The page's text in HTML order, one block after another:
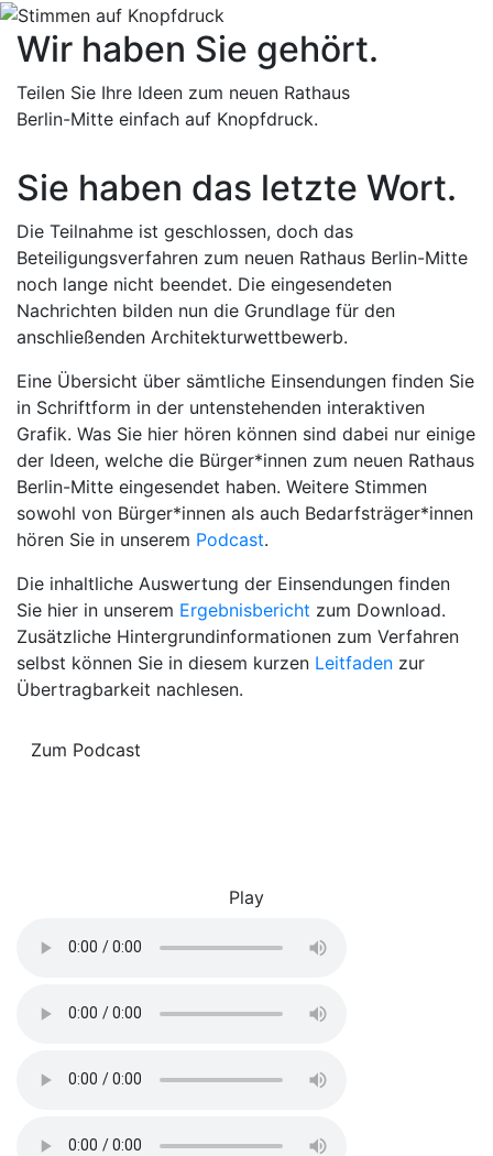
Wir haben Sie gehört.
Teilen Sie Ihre Ideen zum neuen Rathaus
Berlin-Mitte einfach auf Knopfdruck.
Sie haben das letzte Wort.
Die Teilnahme ist geschlossen, doch das
Beteiligungsverfahren zum neuen Rathaus Berlin-Mitte
noch lange nicht beendet. Die eingesendeten
Nachrichten bilden nun die Grundlage für den
anschließenden Architekturwettbewerb.
Eine Übersicht über sämtliche Einsendungen finden Sie
in Schriftform in der untenstehenden interaktiven
Grafik. Was Sie hier hören können sind dabei nur einige
der Ideen, welche die Bürger*innen zum neuen Rathaus
Berlin-Mitte eingesendet haben. Weitere Stimmen
sowohl von Bürger*innen als auch Bedarfsträger*innen
hören Sie in unserem Podcast.
Die inhaltliche Auswertung der Einsendungen finden
Sie hier in unserem Ergebnisbericht zum Download.
Zusätzliche Hintergrundinformationen zum Verfahren
selbst können Sie in diesem kurzen Leitfaden zur
Übertragbarkeit nachlesen.
Zum Podcast
Play